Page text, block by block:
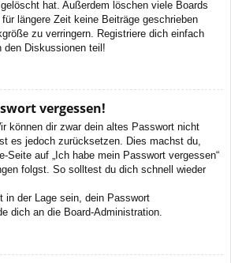
hat. Außerdem löschen viele Boards
längere Zeit keine Beiträge geschrieben
zu verringern. Registriere dich einfach
den Diskussionen teil!
vergessen!
können dir zwar dein altes Passwort nicht
es jedoch zurücksetzen. Dies machst du,
Seite auf „Ich habe mein Passwort vergessen“
folgst. So solltest du dich schnell wieder
in der Lage sein, dein Passwort
dich an die Board-Administration.